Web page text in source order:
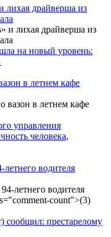
лихая драйверша из
на новый уровень:
в летнем кафе
управления
человека,
водителя
сообщил: престарелому